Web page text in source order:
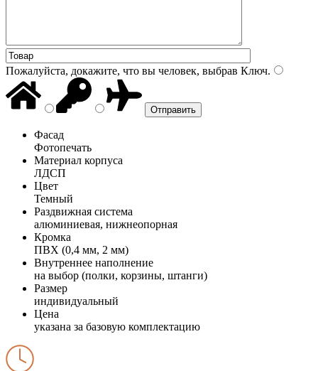
Пожалуйста, докажите, что вы человек, выбрав Ключ.
Фасад
Фотопечать
Материал корпуса
ЛДСП
Цвет
Темный
Раздвижная система
алюминиевая, нижнеопорная
Кромка
ПВХ (0,4 мм, 2 мм)
Внутреннее наполнение
на выбор (полки, корзины, штанги)
Размер
индивидуальный
Цена
указана за базовую комплектацию